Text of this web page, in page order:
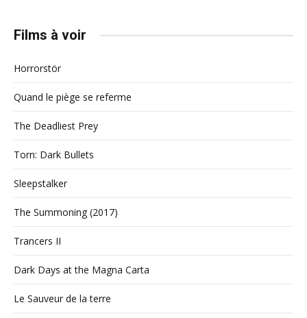
Films à voir
Horrorstör
Quand le piège se referme
The Deadliest Prey
Torn: Dark Bullets
Sleepstalker
The Summoning (2017)
Trancers II
Dark Days at the Magna Carta
Le Sauveur de la terre